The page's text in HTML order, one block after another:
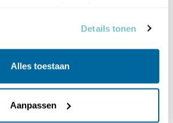
Details tonen
Alles toestaan
Aanpassen